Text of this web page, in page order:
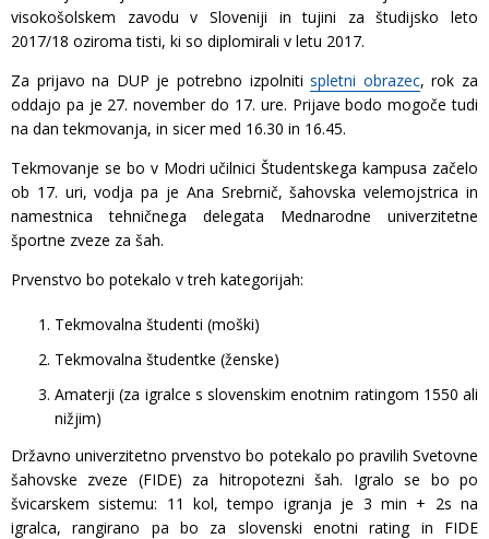
visokošolskem zavodu v Sloveniji in tujini za študijsko leto
2017/18 oziroma tisti, ki so diplomirali v letu 2017.
Za prijavo na DUP je potrebno izpolnitispletni obrazec, rok za
oddajo pa je 27. november do 17. ure. Prijave bodo mogoče tudi
na dan tekmovanja, in sicer med 16.30 in 16.45.
Tekmovanje se bo v Modri učilnici Študentskega kampusa začelo
ob 17. uri, vodja pa je Ana Srebrnič, šahovska velemojstrica in
namestnica tehničnega delegata Mednarodne univerzitetne
športne zveze za šah.
Prvenstvo bo potekalo v treh kategorijah:
Tekmovalna študenti (moški)
Tekmovalna študentke (ženske)
Amaterji (za igralce s slovenskim enotnim ratingom 1550 ali
nižjim)
Državno univerzitetno prvenstvo bo potekalo po pravilih Svetovne
šahovske zveze (FIDE) za hitropotezni šah. Igralo se bo po
švicarskem sistemu: 11 kol, tempo igranja je 3 min + 2s na
igralca, rangirano pa bo za slovenski enotni rating in FIDE